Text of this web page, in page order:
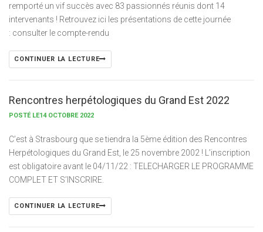
remporté un vif succès avec 83 passionnés réunis dont 14
intervenants ! Retrouvez ici les présentations de cette journée
: consulter le compte-rendu
CONTINUER LA LECTURE
Rencontres herpétologiques du Grand Est 2022
POSTÉ LE14 OCTOBRE 2022
C’est à Strasbourg que se tiendra la 5ème édition des Rencontres
Herpétologiques du Grand Est, le 25 novembre 2002 ! L’inscription
est obligatoire avant le 04/11/22 : TELECHARGER LE PROGRAMME
COMPLET ET S’INSCRIRE.
CONTINUER LA LECTURE